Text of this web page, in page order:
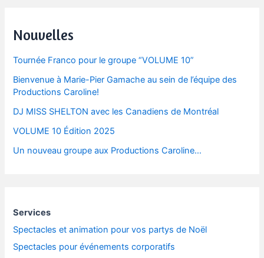
Nouvelles
Tournée Franco pour le groupe “VOLUME 10”
Bienvenue à Marie-Pier Gamache au sein de l’équipe des
Productions Caroline!
DJ MISS SHELTON avec les Canadiens de Montréal
VOLUME 10 Édition 2025
Un nouveau groupe aux Productions Caroline…
Services
Spectacles et animation pour vos partys de Noël
Spectacles pour événements corporatifs